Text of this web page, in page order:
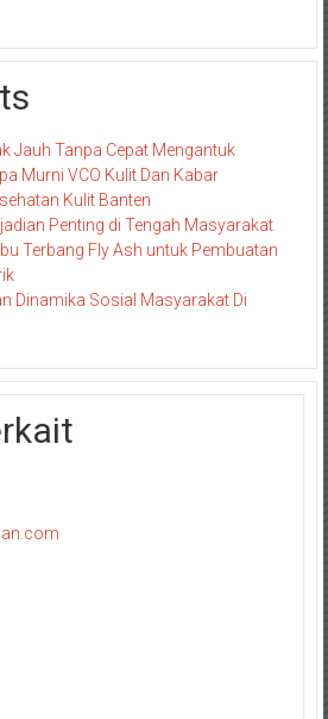
Jauh Tanpa Cepat Mengantuk
Murni VCO Kulit Dan Kabar
Kulit Banten
Penting di Tengah Masyarakat
Terbang Fly Ash untuk Pembuatan
Dinamika Sosial Masyarakat Di